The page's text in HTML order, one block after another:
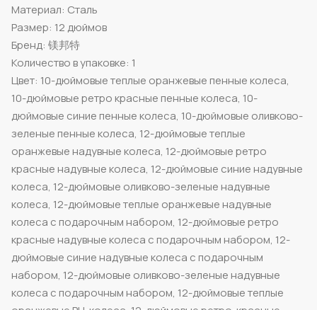
Материал: Сталь
Размер: 12 дюймов
Бренд: 镁邦特
Количество в упаковке: 1
Цвет: 10-дюймовые теплые оранжевые пенные колеса,
10-дюймовые ретро красные пенные колеса, 10-
дюймовые синие пенные колеса, 10-дюймовые оливково-
зеленые пенные колеса, 12-дюймовые теплые
оранжевые надувные колеса, 12-дюймовые ретро
красные надувные колеса, 12-дюймовые синие надувные
колеса, 12-дюймовые оливково-зеленые надувные
колеса, 12-дюймовые теплые оранжевые надувные
колеса с подарочным набором, 12-дюймовые ретро
красные надувные колеса с подарочным набором, 12-
дюймовые синие надувные колеса с подарочным
набором, 12-дюймовые оливково-зеленые надувные
колеса с подарочным набором, 12-дюймовые теплые